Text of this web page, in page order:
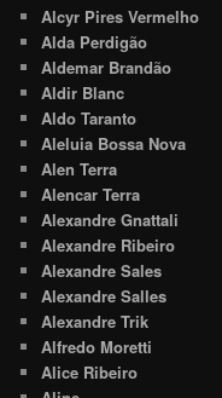
Alcyr Pires Vermelho
Alda Perdigão
Aldemar Brandão
Aldir Blanc
Aldo Taranto
Aleluia Bossa Nova
Alen Terra
Alencar Terra
Alexandre Gnattali
Alexandre Ribeiro
Alexandre Sales
Alexandre Salles
Alexandre Trik
Alfredo Moretti
Alice Ribeiro